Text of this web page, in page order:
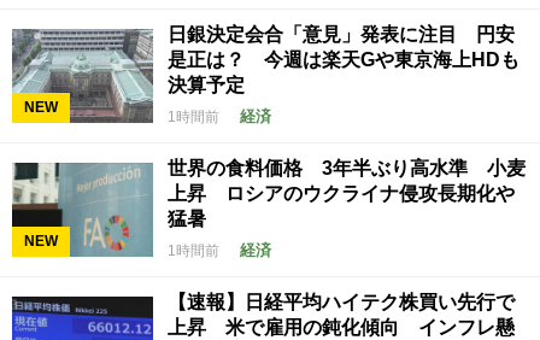
NEW
日銀決定会合「意見」発表に注目 円安
是正は？ 今週は楽天Gや東京海上HDも
決算予定
1時間前 経済
NEW
世界の食料価格 3年半ぶり高水準 小麦
上昇 ロシアのウクライナ侵攻長期化や
猛暑
1時間前 経済
【速報】日経平均ハイテク株買い先行で
上昇 米で雇用の鈍化傾向 インフレ懸